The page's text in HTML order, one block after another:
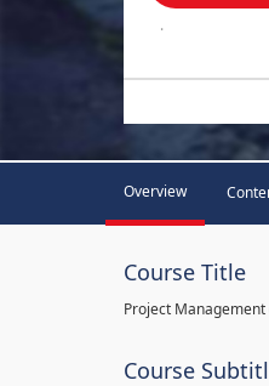
.
Overview
Course Title
Project Management
Course